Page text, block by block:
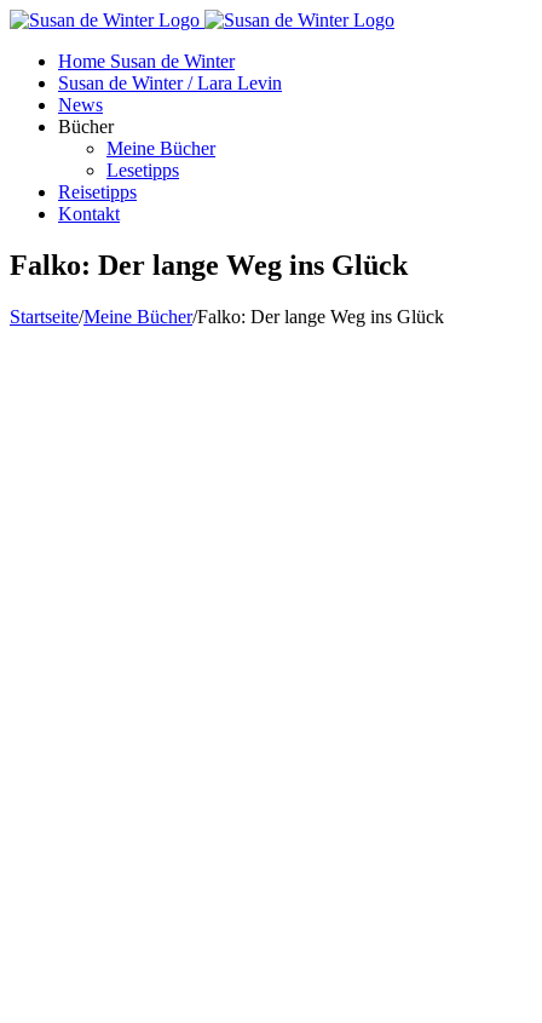
Zum
springenHome Susan de Winter
Susan de Winter / Lara Levin
News
Bücher
Meine Bücher
Lesetipps
Reisetipps
Kontakt
Falko: Der lange Weg ins Glück
Startseite/Meine Bücher/Falko: Der lange Weg ins Glück